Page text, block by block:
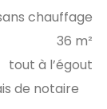
chauffage
36 m²
tout à l’égout
de notaire